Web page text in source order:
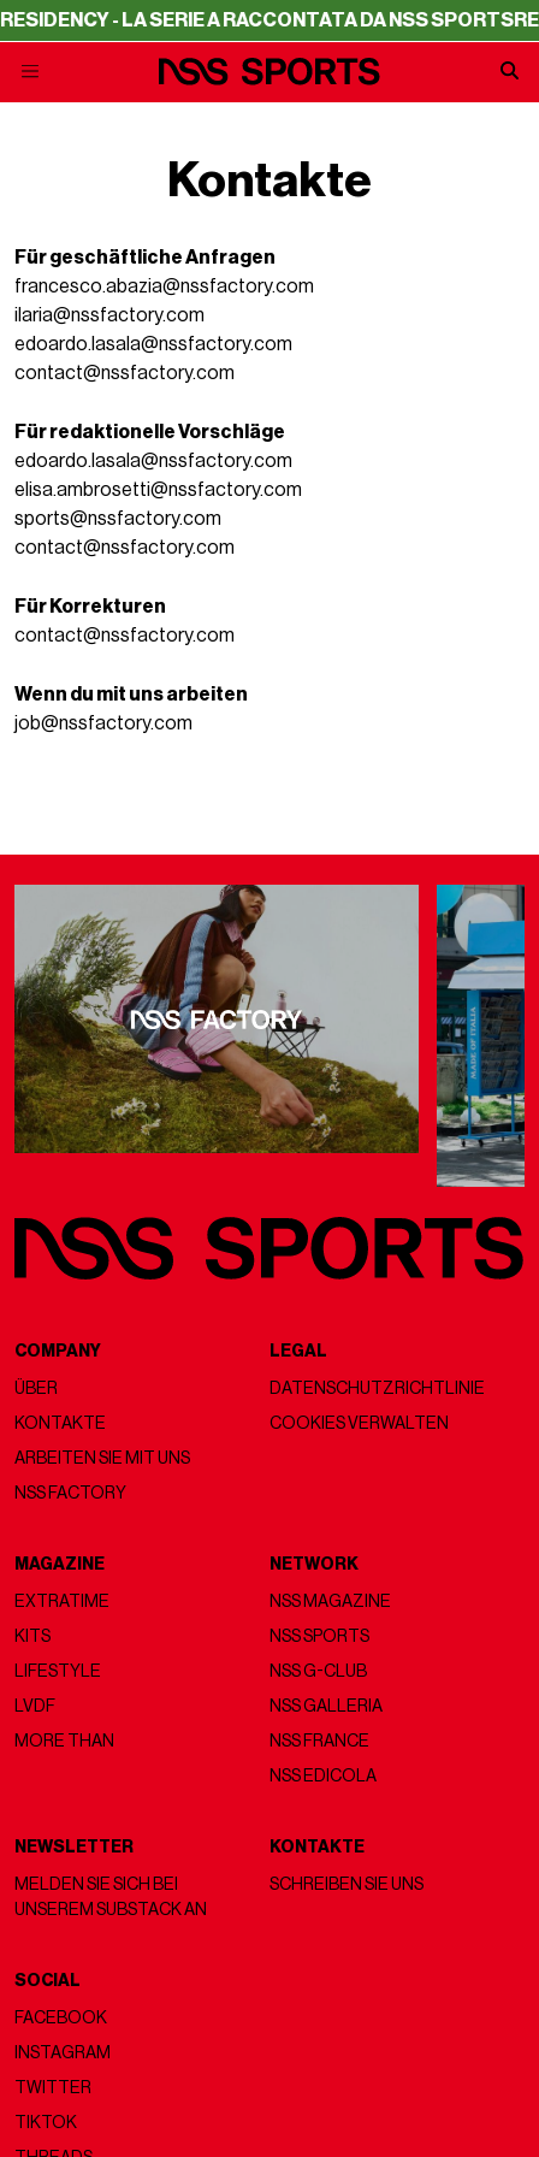
- LA SERIE A RACCONTATA DA NSS SPORTS
Kontakte
Für geschäftliche Anfragen
francesco.abazia@nssfactory.com
ilaria@nssfactory.com
edoardo.lasala@nssfactory.com
contact@nssfactory.com
Für redaktionelle Vorschläge
edoardo.lasala@nssfactory.com
elisa.ambrosetti@nssfactory.com
sports@nssfactory.com
contact@nssfactory.com
Für Korrekturen
contact@nssfactory.com
Wenn du mit uns arbeiten
job@nssfactory.com
COMPANY
ÜBER
KONTAKTE
ARBEITEN SIE MIT UNS
NSS FACTORY
LEGAL
DATENSCHUTZRICHTLINIE
COOKIES VERWALTEN
MAGAZINE
EXTRATIME
KITS
LIFESTYLE
LVDF
MORE THAN
NETWORK
NSS MAGAZINE
NSS SPORTS
NSS G-CLUB
NSS GALLERIA
NSS FRANCE
NSS EDICOLA
NEWSLETTER
MELDEN SIE SICH BEI
UNSEREM SUBSTACK AN
KONTAKTE
SCHREIBEN SIE UNS
SOCIAL
FACEBOOK
INSTAGRAM
TWITTER
TIKTOK